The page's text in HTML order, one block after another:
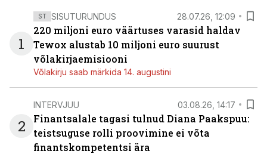
1
ST SISUTURUNDUS 28.07.26, 12:09
220 miljoni euro väärtuses varasid haldav
Tewox alustab 10 miljoni euro suurust
võlakirjaemisiooni
Võlakirju saab märkida 14. augustini
2
INTERVJUU 03.08.26, 14:17
Finantsalale tagasi tulnud Diana Paakspuu:
teistsuguse rolli proovimine ei võta
finantskompetentsi ära